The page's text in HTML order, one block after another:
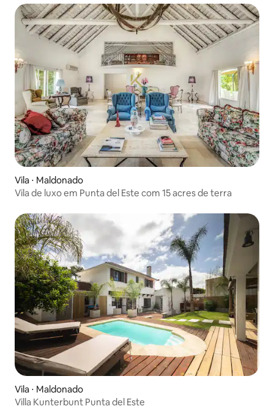
Vila ⋅ Maldonado
Vila de luxo em Punta del Este com 15 acres de terra
Vila ⋅ Maldonado
Villa Kunterbunt Punta del Este